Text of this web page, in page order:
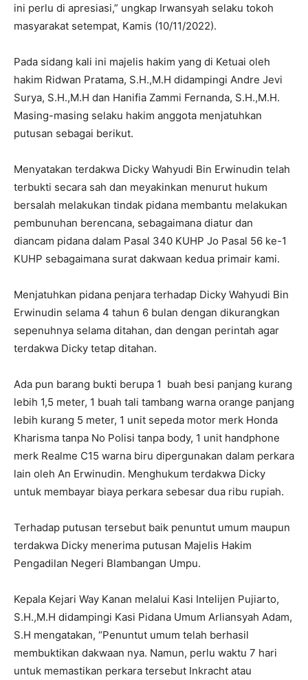
ini perlu di apresiasi,” ungkap Irwansyah selaku tokoh
masyarakat setempat, Kamis (10/11/2022).
Pada sidang kali ini majelis hakim yang di Ketuai oleh
hakim Ridwan Pratama, S.H.,M.H didampingi Andre Jevi
Surya, S.H.,M.H dan Hanifia Zammi Fernanda, S.H.,M.H.
Masing-masing selaku hakim anggota menjatuhkan
putusan sebagai berikut.
Menyatakan terdakwa Dicky Wahyudi Bin Erwinudin telah
terbukti secara sah dan meyakinkan menurut hukum
bersalah melakukan tindak pidana membantu melakukan
pembunuhan berencana, sebagaimana diatur dan
diancam pidana dalam Pasal 340 KUHP Jo Pasal 56 ke-1
KUHP sebagaimana surat dakwaan kedua primair kami.
Menjatuhkan pidana penjara terhadap Dicky Wahyudi Bin
Erwinudin selama 4 tahun 6 bulan dengan dikurangkan
sepenuhnya selama ditahan, dan dengan perintah agar
terdakwa Dicky tetap ditahan.
Ada pun barang bukti berupa 1 buah besi panjang kurang
lebih 1,5 meter, 1 buah tali tambang warna orange panjang
lebih kurang 5 meter, 1 unit sepeda motor merk Honda
Kharisma tanpa No Polisi tanpa body, 1 unit handphone
merk Realme C15 warna biru dipergunakan dalam perkara
lain oleh An Erwinudin. Menghukum terdakwa Dicky
untuk membayar biaya perkara sebesar dua ribu rupiah.
Terhadap putusan tersebut baik penuntut umum maupun
terdakwa Dicky menerima putusan Majelis Hakim
Pengadilan Negeri Blambangan Umpu.
Kepala Kejari Way Kanan melalui Kasi Intelijen Pujiarto,
S.H.,M.H didampingi Kasi Pidana Umum Arliansyah Adam,
S.H mengatakan, “Penuntut umum telah berhasil
membuktikan dakwaan nya. Namun, perlu waktu 7 hari
untuk memastikan perkara tersebut Inkracht atau